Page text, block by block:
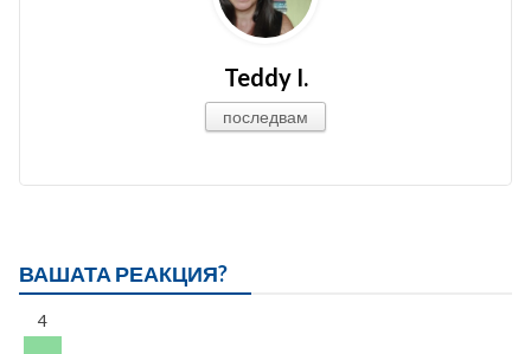
Teddy I.
последвам
ВАШАТА РЕАКЦИЯ?
4